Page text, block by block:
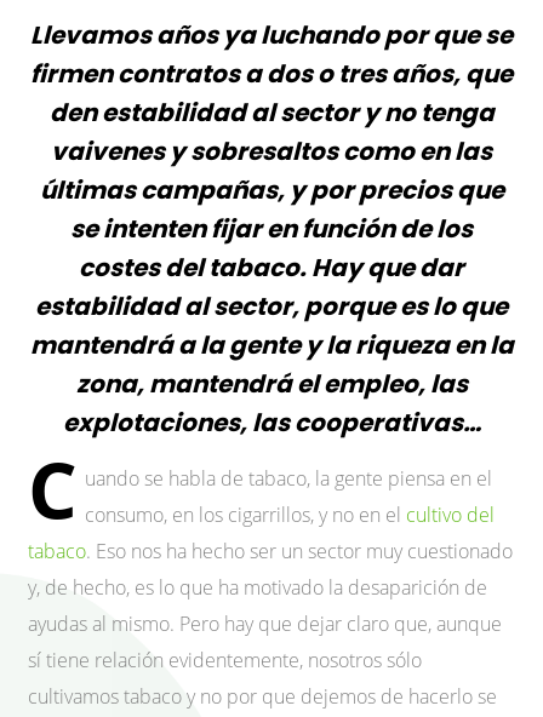
Llevamos años ya luchando por que se
firmen contratos a dos o tres años, que
den estabilidad al sector y no tenga
vaivenes y sobresaltos como en las
últimas campañas, y por precios que
se intenten fijar en función de los
costes del tabaco. Hay que dar
estabilidad al sector, porque es lo que
mantendrá a la gente y la riqueza en la
zona, mantendrá el empleo, las
explotaciones, las cooperativas…
C uando se habla de tabaco, la gente piensa en el
consumo, en los cigarrillos, y no en el cultivo del
tabaco. Eso nos ha hecho ser un sector muy cuestionado
y, de hecho, es lo que ha motivado la desaparición de
ayudas al mismo. Pero hay que dejar claro que, aunque
sí tiene relación evidentemente, nosotros sólo
cultivamos tabaco y no por que dejemos de hacerlo se